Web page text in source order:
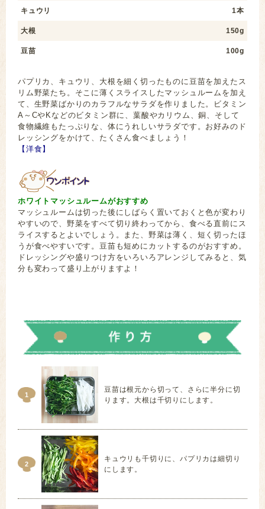
キュウリ 1本
大根 150g
豆苗 100g
パプリカ、キュウリ、大根を細く切ったものに豆苗を加えたス
リム野菜たち。そこに薄くスライスしたマッシュルームを加え
て、生野菜ばかりのカラフルなサラダを作りました。ビタミン
A～CやKなどのビタミン群に、葉酸やカリウム、銅、そして
食物繊維もたっぷりな、体にうれしいサラダです。お好みのド
レッシングをかけて、たくさん食べましょう！
【洋食】
ホワイトマッシュルームがおすすめ
マッシュルームは切った後にしばらく置いておくと色が変わり
やすいので、野菜をすべて切り終わってから、食べる直前にス
ライスするとよいでしょう。また、野菜は薄く、短く切ったほ
うが食べやすいです。豆苗も短めにカットするのがおすすめ。
ドレッシングや盛りつけ方をいろいろアレンジしてみると、気
分も変わって盛り上がりますよ！
1
豆苗は根元から切って、さらに半分に切
ります。大根は千切りにします。
2
キュウリも千切りに、パプリカは細切り
にします。